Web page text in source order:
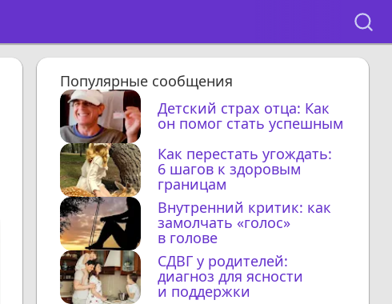
Популярные сообщения
Детский страх отца: Как
он помог стать успешным
Как перестать угождать:
6 шагов к здоровым
границам
Внутренний критик: как
замолчать «голос»
в голове
СДВГ у родителей:
диагноз для ясности
и поддержки